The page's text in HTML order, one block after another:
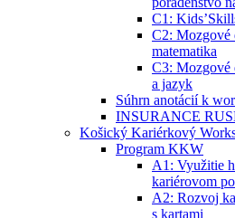
C1:
C2: Mozgové
matematika
C3: Mozgové
a jazyk
Súhrn anotácií k
INSURANCE
Košický Kariérkový
Program KKW
A1: Využitie
kariérovom
A2: Rozvoj
s kartami